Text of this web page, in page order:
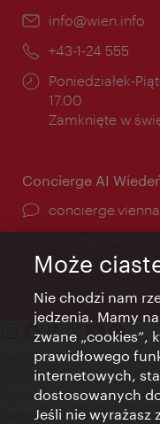
E-
info@wien.info
Telefon:
+43-1-24 555
Godziny
otwarcia:
Poniedziałek-
17.00
Zamknięte w
Concierge AI
Kontakt
Credits
Zgoda na przetwarzanie
Terms of Use
Może
Nie chodzi nam
jedzenia. Mamy
zwane „cookies”,
prawidłowego
internetowych,
dostosowanych
Jeśli nie wyrażasz